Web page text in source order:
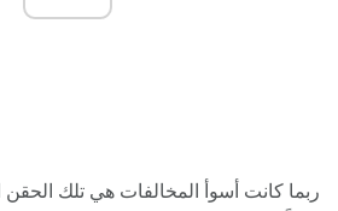
ربما كانت أسوأ المخالفات هي تلك